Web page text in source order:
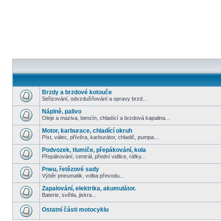
Brzdy a brzdové kotouče
Seřizování, odvzdušňování a opravy brzd...
Náplně, palivo
Oleje a maziva, benzín, chladící a brzdová kapalina...
Motor, karburace, chladící okruh
Píst, válec, přívěra, karburátor, chladič, pumpa....
Podvozek, tlumiče, přepákování, kola
Přepákování, centrál, přední vidlice, ráfky...
Pneu, řetězové sady
Výběr pneumatik, volba převodu...
Zapalování, elektrika, akumulátor.
Baterie, světla, jiskra...
Ostatní části motocyklu